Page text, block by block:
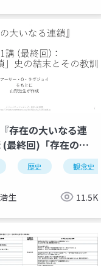
存在の大いなる連
最終回)「存在の連
とその教訓
歴史 観念史
生 11.5K